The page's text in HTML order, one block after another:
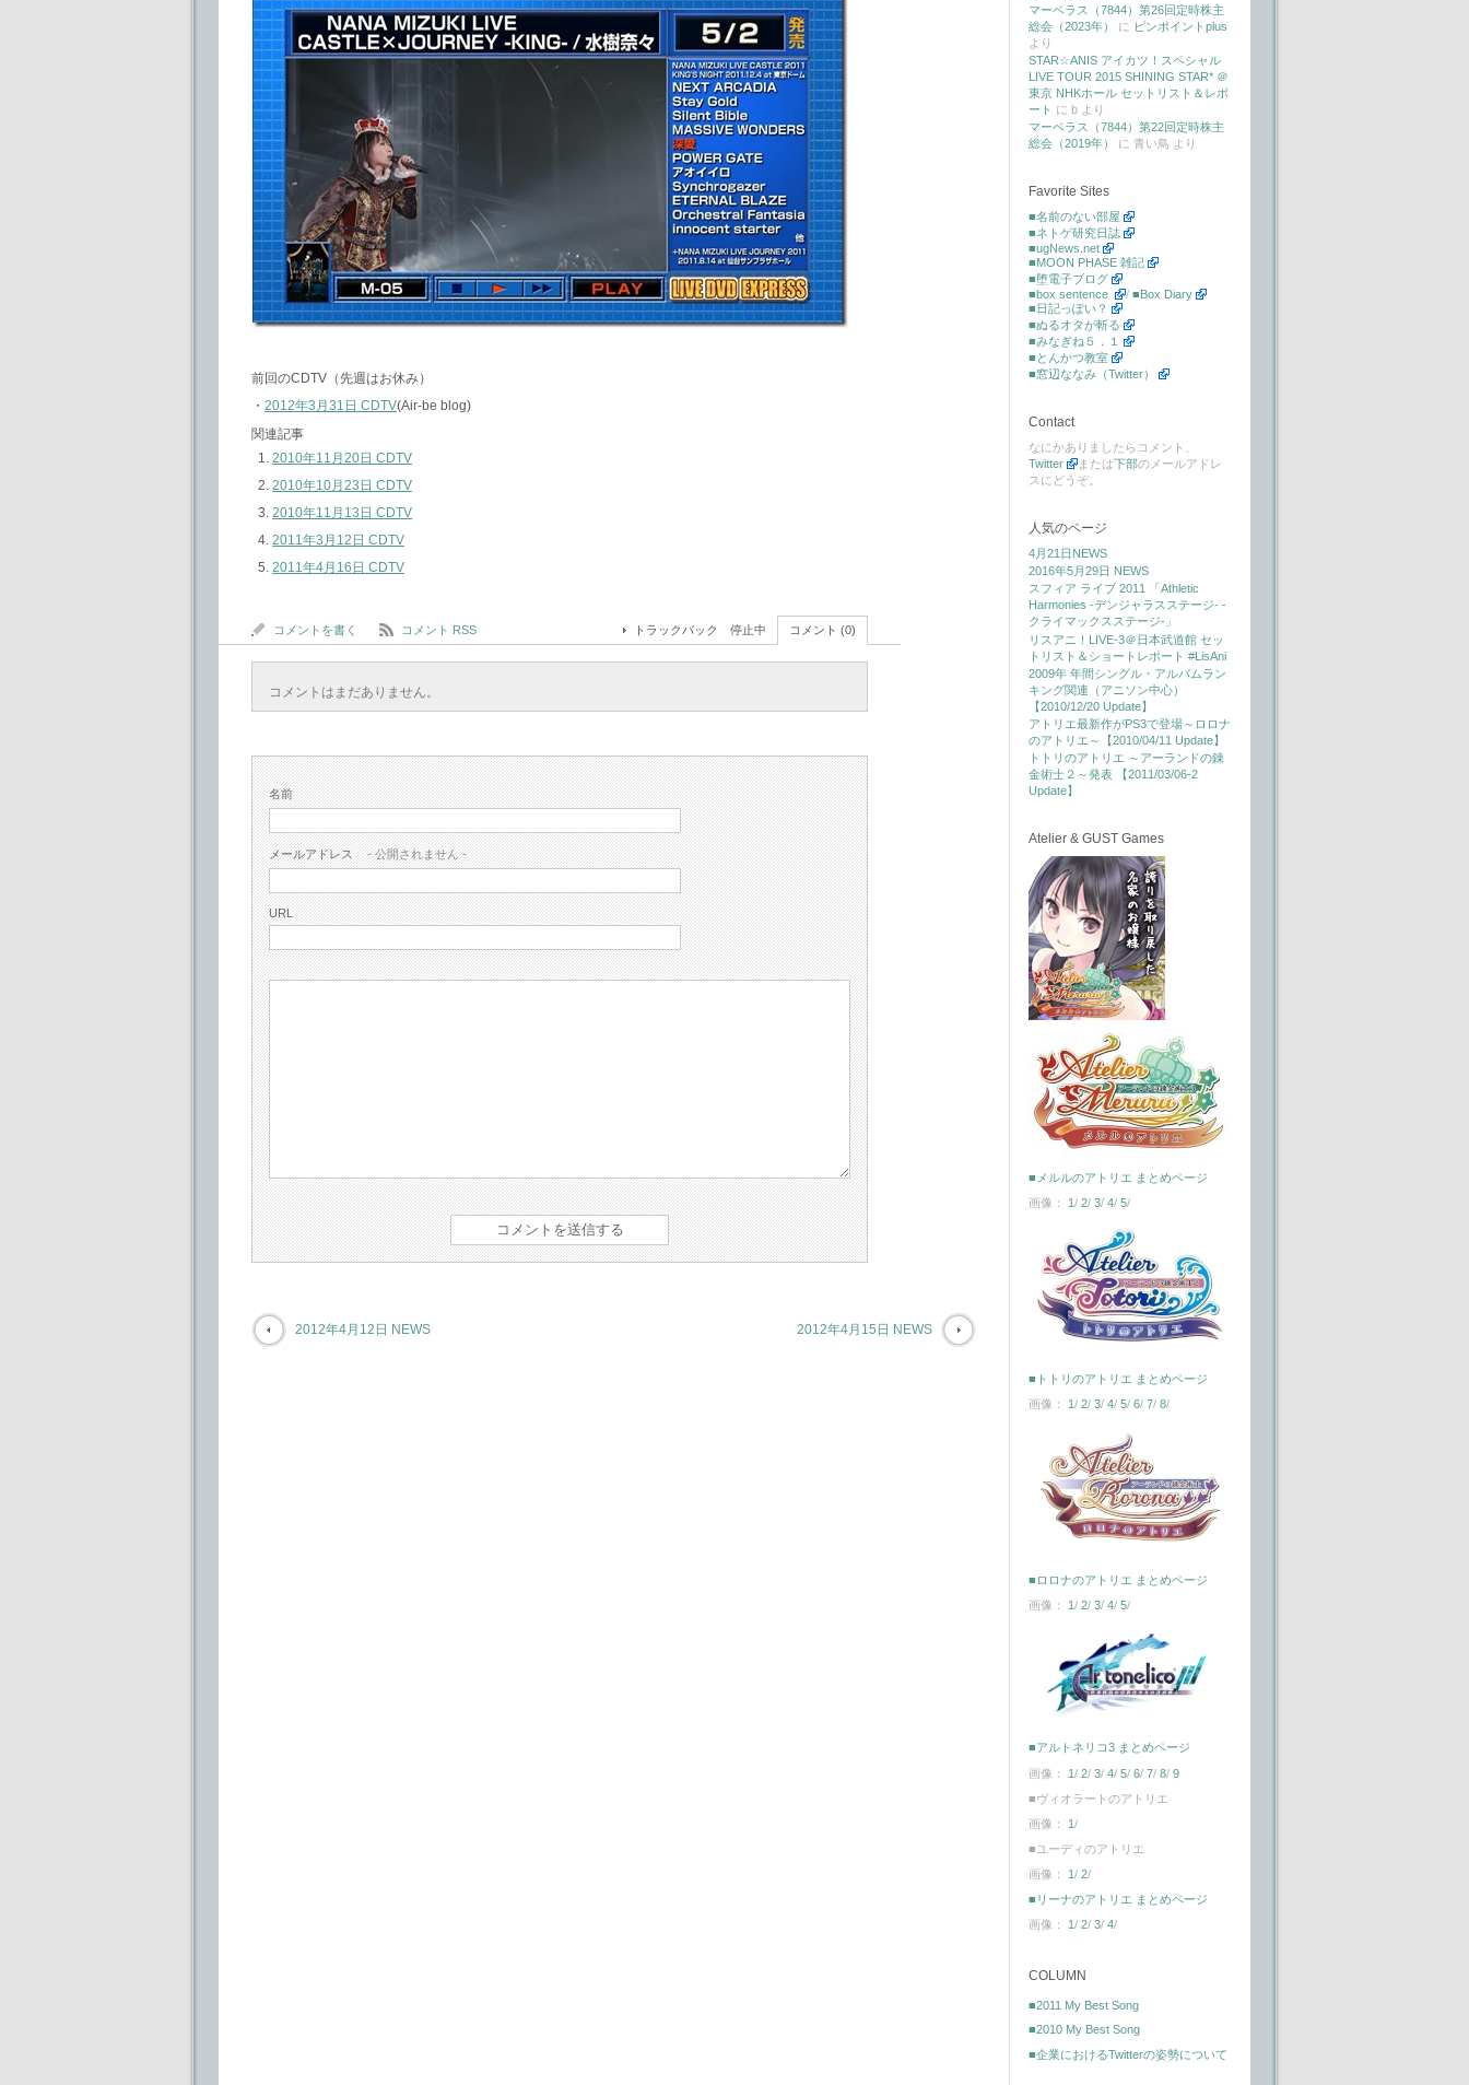
前回のCDTV（先週はお休み）
・ 2012年3月31日 CDTV(Air-be blog)
関連記事
2010年11月20日 CDTV
2010年10月23日 CDTV
2010年11月13日 CDTV
2011年3月12日 CDTV
2011年4月16日 CDTV
コメントを書く コメント RSS トラックバック 停止中 コメント (0)
コメントはまだありません。
名前
メールアドレス - 公開されません -
URL
2012年4月12日 NEWS 2012年4月15日 NEWS
マーベラス（7844）第26回定時株主
総会（2023年）
に ピンポイントplus
より
STAR☆ANIS アイカツ！スペシャル
LIVE TOUR 2015 SHINING STAR* ＠
東京 NHKホール セットリスト＆レポ
ート に b より
マーベラス（7844）第22回定時株主
総会（2019年）
に 青い鳥 より
Favorite Sites
■名前のない部屋
■ネトゲ研究日誌
■ugNews.net
■MOON PHASE 雑記
■堕電子ブログ
■box sentence
/ ■Box Diary
■日記っぽい？
■ぬるオタが斬る
■みなぎね５．１
■とんかつ教室
■窓辺ななみ（Twitter）
Contact
なにかありましたらコメント、
Twitter
または下部のメールアドレ
スにどうぞ。
人気のページ
4月21日NEWS
2016年5月29日 NEWS
スフィア ライブ 2011 「Athletic
Harmonies -デンジャラスステージ- -
クライマックスステージ-」
リスアニ！LIVE-3＠日本武道館 セッ
トリスト＆ショートレポート #LisAni
2009年 年間シングル・アルバムラン
キング関連（アニソン中心）
【2010/12/20 Update】
アトリエ最新作がPS3で登場～ロロナ
のアトリエ～【2010/04/11 Update】
トトリのアトリエ ～アーランドの錬
金術士２～発表 【2011/03/06-2
Update】
Atelier & GUST Games
■メルルのアトリエ まとめページ
画像： 1/ 2/ 3/ 4/ 5/
■トトリのアトリエ まとめページ
画像： 1/ 2/ 3/ 4/ 5/ 6/ 7/ 8/
■ロロナのアトリエ まとめページ
画像： 1 / 2/ 3/ 4/ 5/
■アルトネリコ3 まとめページ
画像： 1/ 2/ 3/ 4/ 5/ 6/ 7/ 8/ 9
■ヴィオラートのアトリエ
画像： 1/
■ユーディのアトリエ
画像： 1/ 2/
■リーナのアトリエ まとめページ
画像： 1/ 2/ 3/ 4/
COLUMN
■2011 My Best Song
■2010 My Best Song
■企業におけるTwitterの姿勢について